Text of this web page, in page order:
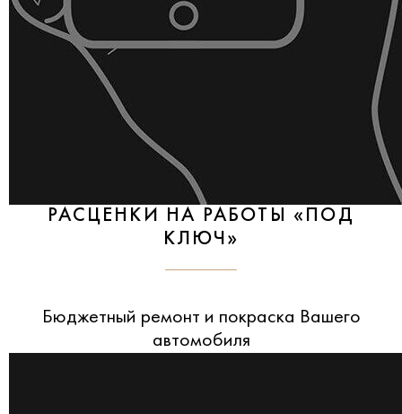
РАСЦЕНКИ НА РАБОТЫ «ПОД
КЛЮЧ»
Бюджетный ремонт и покраска Вашего
автомобиля